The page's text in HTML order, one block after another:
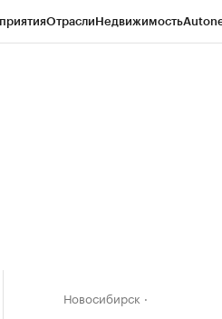
ОтраслиНедвижимость
Новосибирск